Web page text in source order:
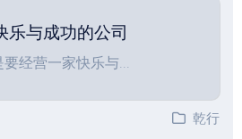
乐与成功的公司
经营一家快乐与...
乾行